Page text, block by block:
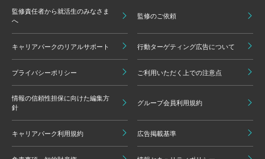
監修責任者から就活生のみなさま
へ
監修のご依頼
キャリアパークのリアルサポート 行動ターゲティング広告について
プライバシーポリシー ご利用いただく上での注意点
情報の信頼性担保に向けた編集方
針
グループ会員利用規約
キャリアパーク利用規約 広告掲載基準